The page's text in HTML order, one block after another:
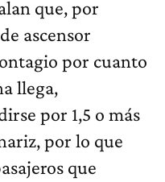
que, por
ascensor
por cuanto
llega,
por 1,5 o más
por lo que
que